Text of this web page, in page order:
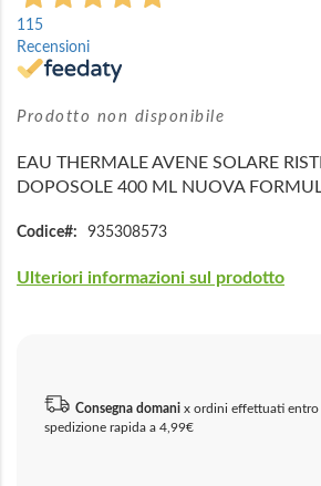
all'inizio
della
galleria
di
115
Recensioni
Prodotto non disponibile
EAU THERMALE AVENE SOLARE
DOPOSOLE 400 ML NUOVA
Codice 935308573
Ulteriori informazioni sul prodotto
Consegna domani x ordini effettuati
spedizione rapida a 4,99€